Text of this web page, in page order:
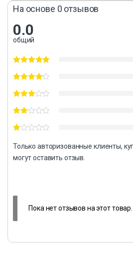
На основе 0 отзывов
0.0
общий
Только авторизованные клиенты,
могут оставить отзыв.
Пока нет отзывов на этот товар.